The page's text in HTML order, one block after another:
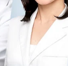
、当該個人情
・物理的・技術
て利用すること
個人情報の管理